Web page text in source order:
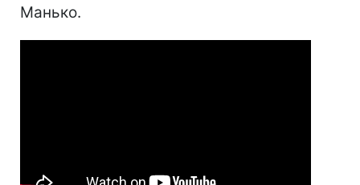
Манько.